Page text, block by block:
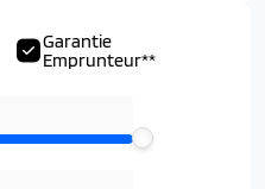
avec fonction
noires
Garantie
Emprunteur**